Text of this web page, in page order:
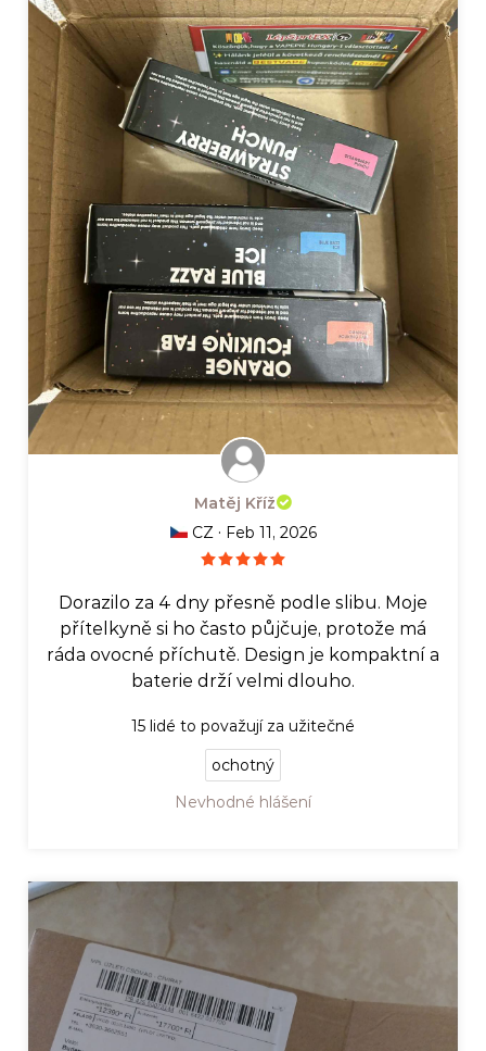
Matěj Kříž
CZ · Feb 11, 2026
Dorazilo za 4 dny přesně podle slibu. Moje
přítelkyně si ho často půjčuje, protože má
ráda ovocné příchutě. Design je kompaktní a
baterie drží velmi dlouho.
15 lidé to považují za užitečné
ochotný
Nevhodné hlášení